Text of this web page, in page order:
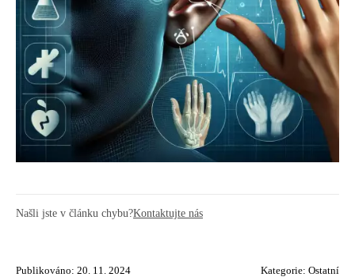
Našli jste v článku chybu?Kontaktujte nás
Publikováno: 20. 11. 2024 Kategorie: Ostatní